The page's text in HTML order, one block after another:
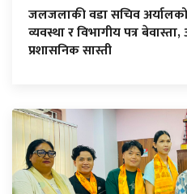
जलजलाकी वडा सचिव अर्यालको
व्यवस्था र विभागीय पत्र
प्रशासनिक सास्ती